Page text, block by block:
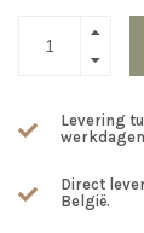
Levering
werkdagen
Direct
België.